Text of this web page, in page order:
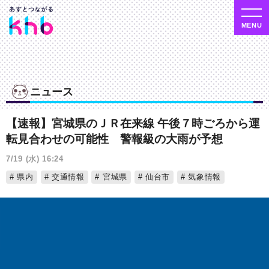
ニュース
【速報】宮城県のＪＲ在来線 午後７時ごろから運
転見合わせの可能性 警報級の大雨が予想
7/19 (水) 16:24
県内
交通情報 宮城県 仙台市 気象情報